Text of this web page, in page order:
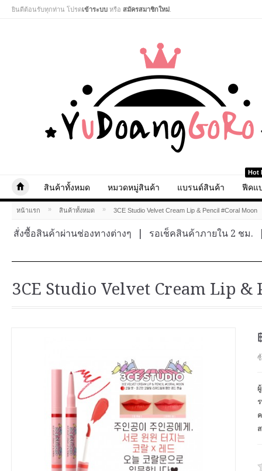
ยินดีต้อนรับทุกท่าน โปรดเข้าระบบ หรือ สมัครสมาชิกใหม่
สินค้าทั้งหมด หมวดหมู่สินค้า แบรนด์สินค้า
Hot
ฟีคแ
หน้าแรก » สินค้าทั้งหมด » 3CE Studio Velvet Cream Lip & Pencil #Coral Moon
สั่งซื้อสินค้าผ่านช่องทางต่างๆ รอเช็คสินค้าภายใน 2 ชม.
3CE Studio Velvet Cream Lip &